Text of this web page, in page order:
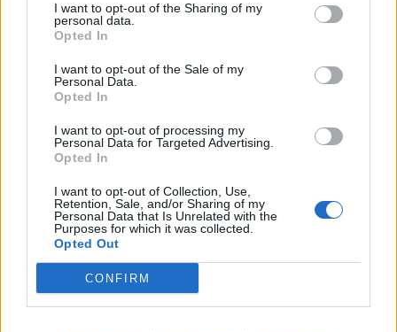
I want to opt-out of the Sharing of my
personal data.
Opted In
I want to opt-out of the Sale of my
Personal Data.
Opted In
I want to opt-out of processing my
Personal Data for Targeted Advertising.
Opted In
I want to opt-out of Collection, Use,
Retention, Sale, and/or Sharing of my
Personal Data that Is Unrelated with the
Purposes for which it was collected.
Opted Out
CONFIRM
Il Monastir 1983 si trasforma da Associazione